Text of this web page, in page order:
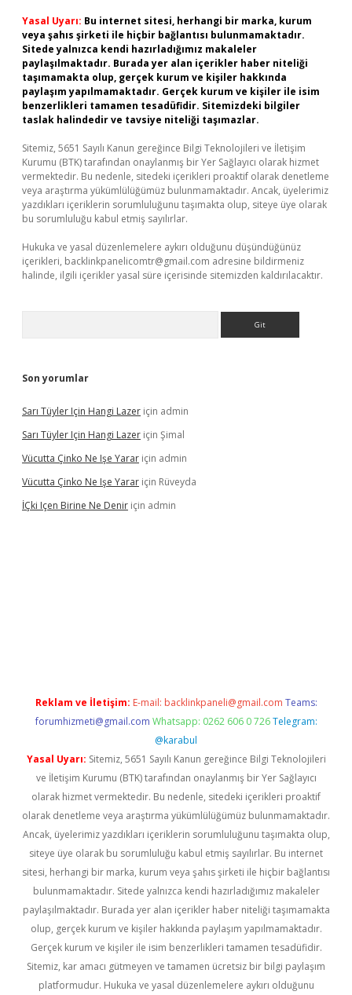
Yasal Uyarı: Bu internet sitesi, herhangi bir marka, kurum
veya şahıs şirketi ile hiçbir bağlantısı bulunmamaktadır.
Sitede yalnızca kendi hazırladığımız makaleler
paylaşılmaktadır. Burada yer alan içerikler haber niteliği
taşımamakta olup, gerçek kurum ve kişiler hakkında
paylaşım yapılmamaktadır. Gerçek kurum ve kişiler ile isim
benzerlikleri tamamen tesadüfidir. Sitemizdeki bilgiler
taslak halindedir ve tavsiye niteliği taşımazlar.
Sitemiz, 5651 Sayılı Kanun gereğince Bilgi Teknolojileri ve İletişim
Kurumu (BTK) tarafından onaylanmış bir Yer Sağlayıcı olarak hizmet
vermektedir. Bu nedenle, sitedeki içerikleri proaktif olarak denetleme
veya araştırma yükümlülüğümüz bulunmamaktadır. Ancak, üyelerimiz
yazdıkları içeriklerin sorumluluğunu taşımakta olup, siteye üye olarak
bu sorumluluğu kabul etmiş sayılırlar.
Hukuka ve yasal düzenlemelere aykırı olduğunu düşündüğünüz
içerikleri, backlinkpanelicomtr@gmail.com adresine bildirmeniz
halinde, ilgili içerikler yasal süre içerisinde sitemizden kaldırılacaktır.
Son yorumlar
Sarı Tüyler Için Hangi Lazer için admin
Sarı Tüyler Için Hangi Lazer için Şimal
Vücutta Çinko Ne Işe Yarar için admin
Vücutta Çinko Ne Işe Yarar için Rüveyda
İÇki Içen Birine Ne Denir için admin
Reklam ve İletişim: E-mail: backlinkpaneli@gmail.com Teams:
forumhizmeti@gmail.com Whatsapp: 0262 606 0 726 Telegram:
@karabul
Yasal Uyarı: Sitemiz, 5651 Sayılı Kanun gereğince Bilgi Teknolojileri
ve İletişim Kurumu (BTK) tarafından onaylanmış bir Yer Sağlayıcı
olarak hizmet vermektedir. Bu nedenle, sitedeki içerikleri proaktif
olarak denetleme veya araştırma yükümlülüğümüz bulunmamaktadır.
Ancak, üyelerimiz yazdıkları içeriklerin sorumluluğunu taşımakta olup,
siteye üye olarak bu sorumluluğu kabul etmiş sayılırlar. Bu internet
sitesi, herhangi bir marka, kurum veya şahıs şirketi ile hiçbir bağlantısı
bulunmamaktadır. Sitede yalnızca kendi hazırladığımız makaleler
paylaşılmaktadır. Burada yer alan içerikler haber niteliği taşımamakta
olup, gerçek kurum ve kişiler hakkında paylaşım yapılmamaktadır.
Gerçek kurum ve kişiler ile isim benzerlikleri tamamen tesadüfidir.
Sitemiz, kar amacı gütmeyen ve tamamen ücretsiz bir bilgi paylaşım
platformudur. Hukuka ve yasal düzenlemelere aykırı olduğunu